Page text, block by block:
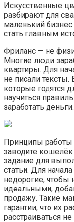
Искусственные
разбирают для
маленький
стать главным
Фриланс — не
Многие люди
квартиры. Для
не писали тексты.
которые годятся
научиться
заработать деньги.
Принципы работы
заводите
задание для
статьи. Для
недорогие, чтобы
идеальными,
продажу. Такие
гарантии, что их
расстраиваться